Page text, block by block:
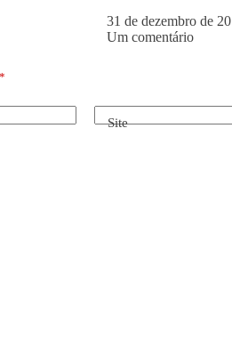
31 de dezembro de
Um comentário
*
Site